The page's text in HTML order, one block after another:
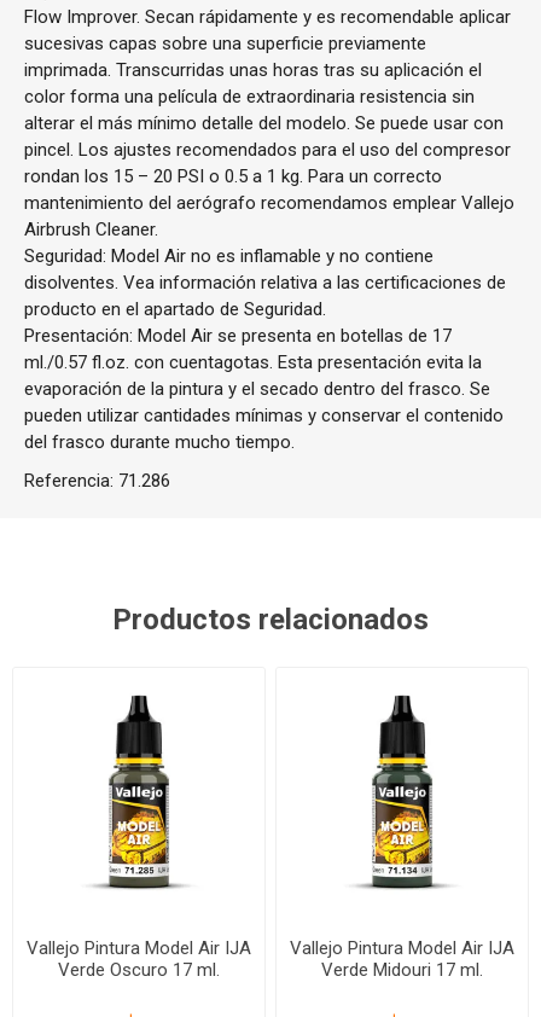
Flow Improver. Secan rápidamente y es recomendable aplicar
sucesivas capas sobre una superficie previamente
imprimada. Transcurridas unas horas tras su aplicación el
color forma una película de extraordinaria resistencia sin
alterar el más mínimo detalle del modelo. Se puede usar con
pincel. Los ajustes recomendados para el uso del compresor
rondan los 15 – 20 PSI o 0.5 a 1 kg. Para un correcto
mantenimiento del aerógrafo recomendamos emplear Vallejo
Airbrush Cleaner.
Seguridad: Model Air no es inflamable y no contiene
disolventes. Vea información relativa a las certificaciones de
producto en el apartado de Seguridad.
Presentación: Model Air se presenta en botellas de 17
ml./0.57 fl.oz. con cuentagotas. Esta presentación evita la
evaporación de la pintura y el secado dentro del frasco. Se
pueden utilizar cantidades mínimas y conservar el contenido
del frasco durante mucho tiempo.
Referencia: 71.286
Productos relacionados
Vallejo Pintura Model Air IJA
Verde Oscuro 17 ml.
Vallejo Pintura Model Air IJA
Verde Midouri 17 ml.